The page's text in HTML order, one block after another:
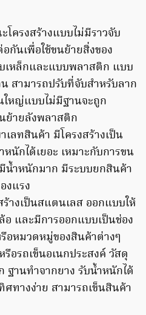
ครงสร้างแบบไม่มีราวจับ
กันเพื่อใช้ขนย้ายสิ่งของ
เหล็กและแบบพลาสติก แบบ
สามารถปรับที่จับสำหรับลาก
ใหญ่แบบไม่มีฐานจะถูก
ย้ายลังพลาสติก
ลทสินค้า มีโครงสร้างเป็น
นักได้เยอะ เหมาะกับการขน
น้ำหนักมาก มีระบบยกสินค้า
งแรง
างเป็นสแตนเลส ออกแบบให้
และมีการออกแบบเป็นช่อง
อหมวดหมู่ของสินค้าต่างๆ
อรถเข็นอเนกประสงค์ วัสดุ
ฐานทำจากยาง รับน้ำหนักได้
ทางง่าย สามารถเข็นสินค้า